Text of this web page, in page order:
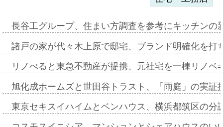
長谷工グループ、住まい方調査を参考にキッチン
諸戸の家が代々木上原で邸宅、ブランド明確化を
リノべると東急不動産が提携、元社宅を一棟リノ
旭化成ホームズと世田谷トラスト、「雨庭」の実
東京セキスイハイムとベンハウス、横浜都筑区の